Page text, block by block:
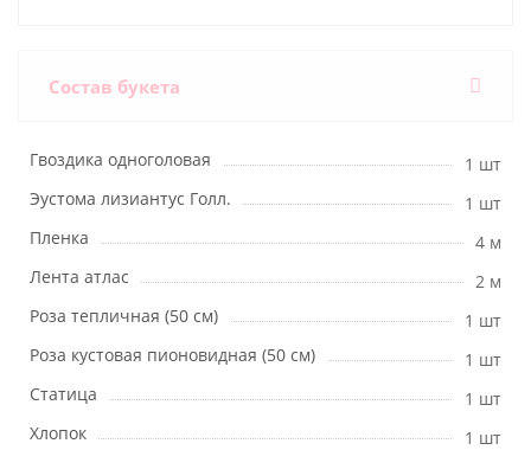
Состав букета
Гвоздика одноголовая
1 шт
Эустома лизиантус Голл.
1 шт
Пленка
4 м
Лента атлас
2 м
Роза тепличная (50 см)
1 шт
Роза кустовая пионовидная (50 см)
1 шт
Статица
1 шт
Хлопок
1 шт